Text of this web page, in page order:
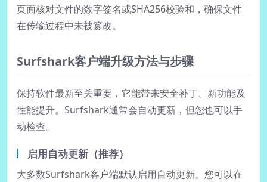
页面核对文件的数字签名或SHA256校验和，确保文件
在传输过程中未被篡改。
Surfshark客户端升级方法与步骤
保持软件最新至关重要，它能带来安全补丁、新功能及
性能提升。Surfshark通常会自动更新，但您也可以手
动检查。
启用自动更新（推荐）
大多数Surfshark客户端默认启用自动更新。您可以在